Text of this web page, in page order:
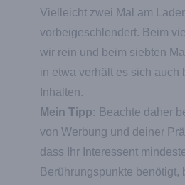
Vielleicht zwei Mal am
vorbeigeschlendert. Beim
wir rein und beim siebten
in etwa verhält es sich auch
Inhalten.
Mein Tipp: Beachte daher
von Werbung und deiner
dass Ihr Interessent
Berührungspunkte benötigt,